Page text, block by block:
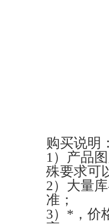
购买说明
1）产品
殊要求可
2）大量
准；
3）*，价